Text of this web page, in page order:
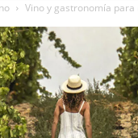
Vino y gastronomía